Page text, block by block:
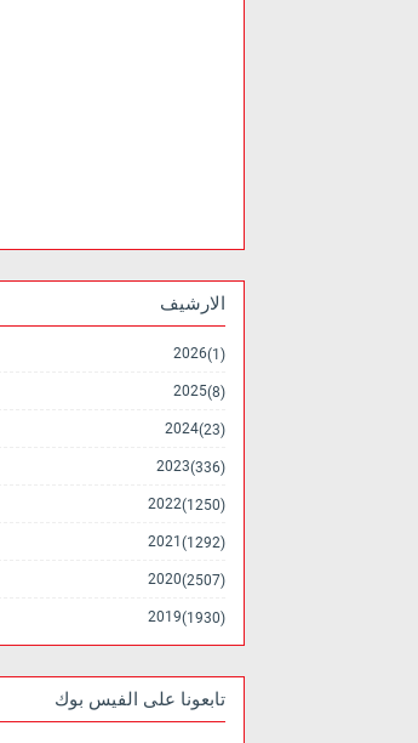
الارشيف
2026 (1)
2025 (8)
2024 (23)
2023 (336)
2022 (1250)
2021 (1292)
2020 (2507)
2019 (1930)
تابعونا على الفيس بوك